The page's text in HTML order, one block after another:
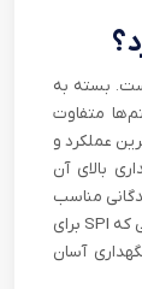
بسته به
متفاوت
عملکرد و
بالای آن
مناسب
که SPI برای
آسان